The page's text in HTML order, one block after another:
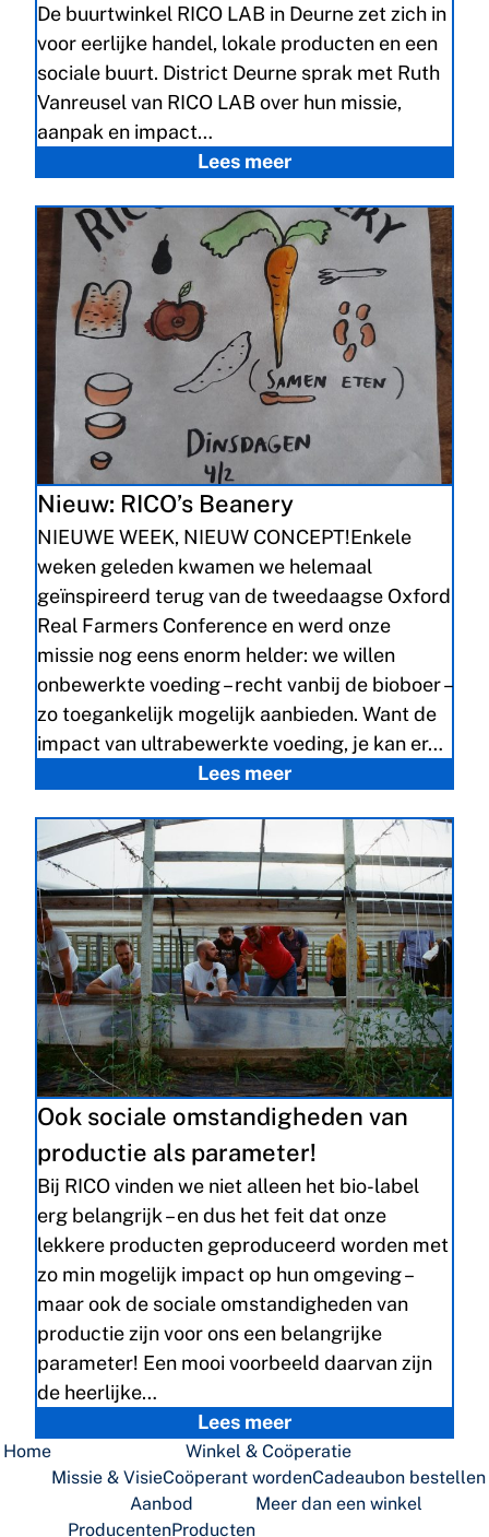
De buurtwinkel RICO LAB in Deurne zet zich in
voor eerlijke handel, lokale producten en een
sociale buurt. District Deurne sprak met Ruth
Vanreusel van RICO LAB over hun missie,
aanpak en impact…
Lees meer
Nieuw: RICO’s Beanery
NIEUWE WEEK, NIEUW CONCEPT!Enkele
weken geleden kwamen we helemaal
geïnspireerd terug van de tweedaagse Oxford
Real Farmers Conference en werd onze
missie nog eens enorm helder: we willen
onbewerkte voeding – recht vanbij de bioboer –
zo toegankelijk mogelijk aanbieden. Want de
impact van ultrabewerkte voeding, je kan er…
Lees meer
Ook sociale omstandigheden van
productie als parameter!
Bij RICO vinden we niet alleen het bio-label
erg belangrijk – en dus het feit dat onze
lekkere producten geproduceerd worden met
zo min mogelijk impact op hun omgeving –
maar ook de sociale omstandigheden van
productie zijn voor ons een belangrijke
parameter! Een mooi voorbeeld daarvan zijn
de heerlijke…
Lees meer
Home
Winkel & Coöperatie
Missie & VisieCoöperant wordenCadeaubon bestellen
Aanbod
ProducentenProducten
Meer dan een winkel